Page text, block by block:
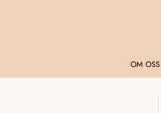
OM OSS